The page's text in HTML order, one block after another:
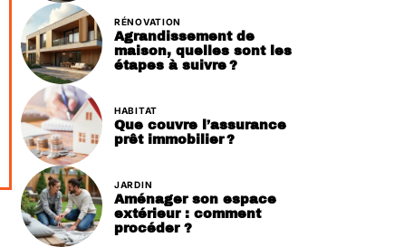
RÉNOVATION
Agrandissement de
maison, quelles sont les
étapes à suivre ?
HABITAT
Que couvre l’assurance
prêt immobilier ?
JARDIN
Aménager son espace
extérieur : comment
procéder ?